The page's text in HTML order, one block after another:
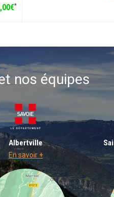
,00€*
nos équipes
Albertville
En savoir +